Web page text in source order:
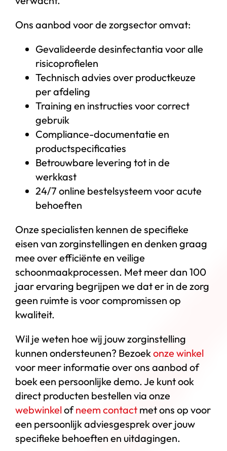
Ons aanbod voor de zorgsector omvat:
Gevalideerde desinfectantia voor alle
risicoprofielen
Technisch advies over productkeuze
per afdeling
Training en instructies voor correct
gebruik
Compliance-documentatie en
productspecificaties
Betrouwbare levering tot in de
werkkast
24/7 online bestelsysteem voor acute
behoeften
Onze specialisten kennen de specifieke
eisen van zorginstellingen en denken graag
mee over efficiënte en veilige
schoonmaakprocessen. Met meer dan 100
jaar ervaring begrijpen we dat er in de zorg
geen ruimte is voor compromissen op
kwaliteit.
Wil je weten hoe wij jouw zorginstelling
kunnen ondersteunen? Bezoekonze winkel
voor meer informatie over ons aanbod of
boek een persoonlijke demo. Je kunt ook
direct producten bestellen via onze
webwinkelofneem contactmet ons op voor
een persoonlijk adviesgesprek over jouw
specifieke behoeften en uitdagingen.